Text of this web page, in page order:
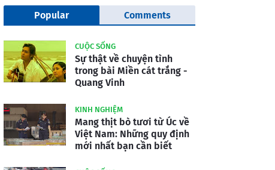
Popular Comments
CUỘC SỐNG
Sự thật về chuyện tình
trong bài Miền cát trắng -
Quang Vinh
KINH NGHIỆM
Mang thịt bò tươi từ Úc về
Việt Nam: Những quy định
mới nhất bạn cần biết